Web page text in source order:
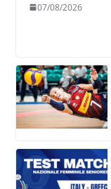
07/08/2026